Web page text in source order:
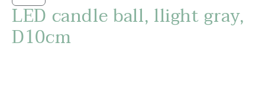
LED candle ball, llight gray,
D10cm